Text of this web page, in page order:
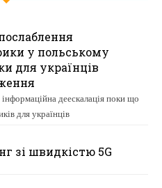
у польському
для українців
деескалація поки що
для українців
зі швидкістю 5G